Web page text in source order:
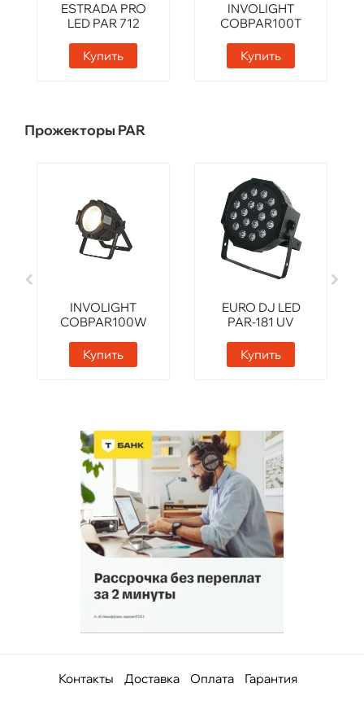
ESTRADA PRO
LED PAR 712
Купить
INVOLIGHT
COBPAR100T
Купить
Прожекторы PAR
INVOLIGHT
COBPAR100W
Купить
EURO DJ LED
PAR-181 UV
Купить
Контакты Доставка Оплата Гарантия